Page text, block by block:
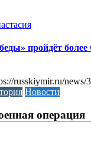
пройдёт более
russkiymir.ru/news/
Новости
операция